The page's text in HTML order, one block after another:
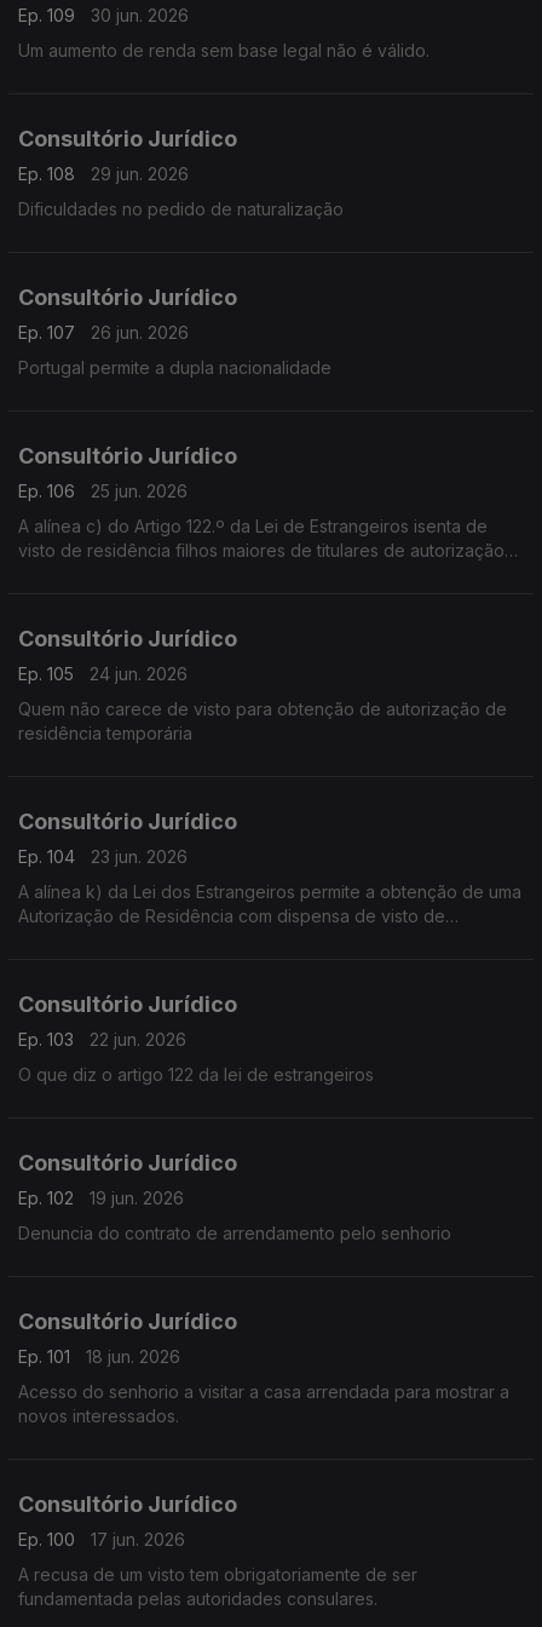
Ep. 109
30 jun. 2026
Um aumento de renda sem base legal não é válido.
Consultório Jurídico
Ep. 108
29 jun. 2026
Dificuldades no pedido de naturalização
Consultório Jurídico
Ep. 107
26 jun. 2026
Portugal permite a dupla nacionalidade
Consultório Jurídico
Ep. 106
25 jun. 2026
A alínea c) do Artigo 122.º da Lei de Estrangeiros isenta de
visto de residência filhos maiores de titulares de autorização
Consultório Jurídico
Ep. 105
24 jun. 2026
Quem não carece de visto para obtenção de autorização de
residência temporária
Consultório Jurídico
Ep. 104
23 jun. 2026
A alínea k) da Lei dos Estrangeiros permite a obtenção de uma
Autorização de Residência com dispensa de visto de
Consultório Jurídico
Ep. 103
22 jun. 2026
O que diz o artigo 122 da lei de estrangeiros
Consultório Jurídico
Ep. 102
19 jun. 2026
Denuncia do contrato de arrendamento pelo senhorio
Consultório Jurídico
Ep. 101
18 jun. 2026
Acesso do senhorio a visitar a casa arrendada para mostrar a
novos interessados.
Consultório Jurídico
Ep. 100
17 jun. 2026
A recusa de um visto tem obrigatoriamente de ser
fundamentada pelas autoridades consulares.